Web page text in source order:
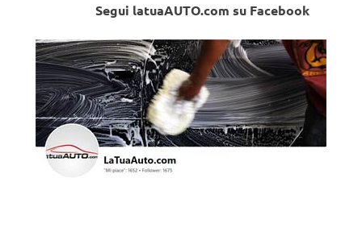
Segui latuaAUTO.com su Facebook